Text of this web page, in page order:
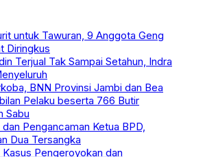
untuk Tawuran, 9 Anggota Geng
Diringkus
Terjual Tak Sampai Setahun, Indra
BNN Provinsi Jambi dan Bea
Pelaku beserta 766 Butir
Sabu
Pengancaman Ketua BPD,
Dua Tersangka
Pengeroyokan dan